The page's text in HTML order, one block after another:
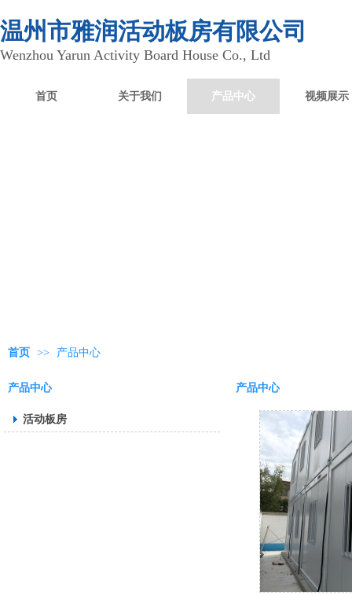
温州市雅润活动板房有限公司
Wenzhou Yarun Activity Board House Co., Ltd
首页 关于我们 产品中心 视频展示
首页 >> 产品中心
产品中心
活动板房
产品中心